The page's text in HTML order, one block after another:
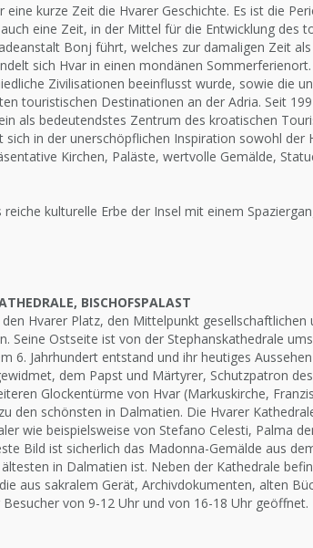
kurze Zeit die Hvarer Geschichte. Es ist die
eine Zeit, in der Mittel für die Entwicklung des
Bonj führt, welches zur damaligen Zeit
sich Hvar in einen mondänen
Zivilisationen beeinflusst wurde, sowie die
touristischen Destinationen an der Adria. Seit
als bedeutendstes Zentrum des kroatischen
in der unerschöpflichen Inspiration sowohl der
Kirchen, Paläste, wertvolle Gemälde,
kulturelle Erbe der Insel mit einem
BISCHOFSPALAST
Hvarer Platz, den Mittelpunkt gesellschaftlichen
Seine Ostseite ist von der Stephanskathedrale
6. Jahrhundert entstand und ihr heutiges
dem Papst und Märtyrer, Schutzpatron
Glockentürme von Hvar (Markuskirche,
den schönsten in Dalmatien. Die Hvarer
wie beispielsweise von Stefano Celesti, Palma
Bild ist sicherlich das Madonna-Gemälde aus
in Dalmatien ist. Neben der Kathedrale
aus sakralem Gerät, Archivdokumenten, alten
von 9-12 Uhr und von 16-18 Uhr geöffnet.